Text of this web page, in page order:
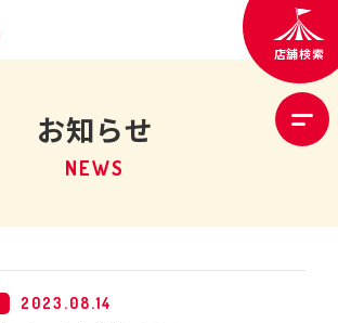
店舗検索
お知らせ
NEWS
2023.08.14